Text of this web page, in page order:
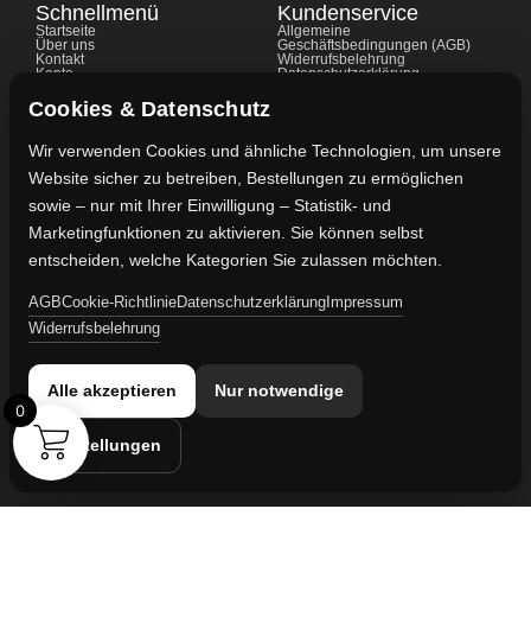
Schnellmenü
Startseite
Über uns
Kontakt
Konto
FAQ's
Ratgeber
Kundenservice
Allgemeine
Geschäftsbedingungen (AGB)
Widerrufsbelehrung
Datenschutzerklärung
Kontaktdaten
Vertreten durch:
Lievaart B.V.
Kontakt:
info@militaruhren.de
KVK-Nummer: 74829491
Umsatzsteuer-ID:
NL860042352B01
Cookies & Datenschutz
Wir verwenden Cookies und ähnliche Technologien, um unsere
Website sicher zu betreiben, Bestellungen zu ermöglichen
sowie – nur mit Ihrer Einwilligung – Statistik- und
Marketingfunktionen zu aktivieren. Sie können selbst
entscheiden, welche Kategorien Sie zulassen möchten.
AGBCookie-RichtlinieDatenschutzerklärung Impressum
Widerrufsbelehrung
Alle akzeptieren Nur notwendige
Einstellungen
0